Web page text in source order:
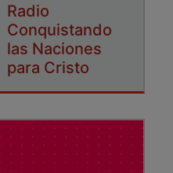
Radio
Conquistando
las Naciones
para Cristo